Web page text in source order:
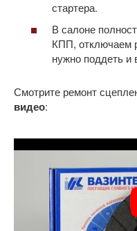
стартера.
В салоне
КПП, отключаем
нужно поддеть и
Смотрите ремонт
видео: